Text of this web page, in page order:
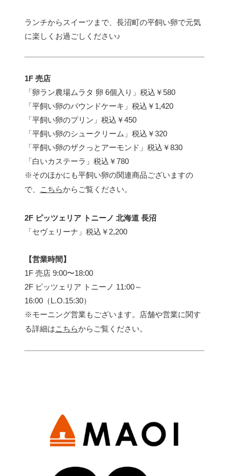
ランチからスイーツまで、長沼町の平飼い卵で元気
に楽しくお過ごしください♪
1F 売店
「卵ラン農場ムラタ 卵 6個入り」税込￥580
「平飼い卵のパウンドケーキ」税込￥1,420
「平飼い卵のプリン」税込￥450
「平飼い卵のシュークリーム」税込￥320
「平飼い卵のザクっとアーモンド」税込￥830
「白いカステーラ」税込￥780
※そのほかにも平飼い卵の関連商品ございますの
で、
こちらからご覧ください。
2F ピッツェリア トニーノ 北海道 長沼
「セヴェリーナ」税込￥2,200
【営業時間】
1F 売店 9:00〜18:00
2F ピッツェリア トニーノ 11:00～
16:00（L.O.15:30）
※モーニング営業もございます。店舗や営業に関す
る詳細はこちらからご覧ください。